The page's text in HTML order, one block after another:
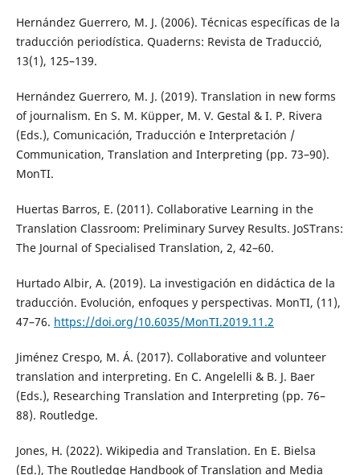
Hernández Guerrero, M. J. (2006). Técnicas específicas de la
traducción periodística. Quaderns: Revista de Traducció,
13(1), 125–139.
Hernández Guerrero, M. J. (2019). Translation in new forms
of journalism. En S. M. Küpper, M. V. Gestal & I. P. Rivera
(Eds.), Comunicación, Traducción e Interpretación /
Communication, Translation and Interpreting (pp. 73–90).
MonTI.
Huertas Barros, E. (2011). Collaborative Learning in the
Translation Classroom: Preliminary Survey Results. JoSTrans:
The Journal of Specialised Translation, 2, 42–60.
Hurtado Albir, A. (2019). La investigación en didáctica de la
traducción. Evolución, enfoques y perspectivas. MonTI, (11),
47–76. https://doi.org/10.6035/MonTI.2019.11.2
Jiménez Crespo, M. Á. (2017). Collaborative and volunteer
translation and interpreting. En C. Angelelli & B. J. Baer
(Eds.), Researching Translation and Interpreting (pp. 76–
88). Routledge.
Jones, H. (2022). Wikipedia and Translation. En E. Bielsa
(Ed.), The Routledge Handbook of Translation and Media